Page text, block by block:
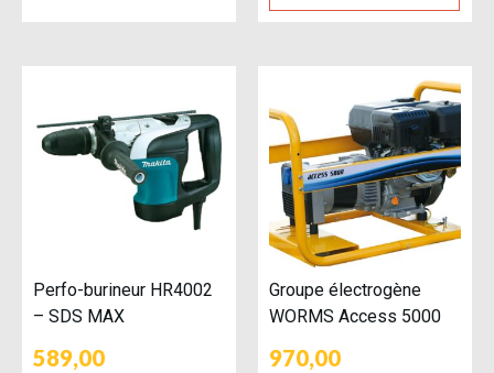
Perfo-burineur HR4002
– SDS MAX
589,00
Groupe électrogène
WORMS Access 5000
970,00